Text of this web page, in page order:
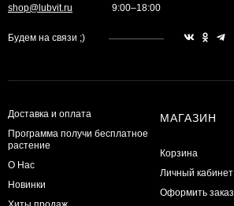
shop@lubvit.ru 9:00–18:00
Будем на связи ;)
Доставка и оплата
Программа получи бесплатное
растение
О Нас
Новинки
МАГАЗИН
Корзина
Личный кабинет
Оформить заказ